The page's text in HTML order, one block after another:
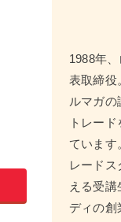
1988年
表取締役
ルマガの
トレー
ています
レードス
える受
ディの創